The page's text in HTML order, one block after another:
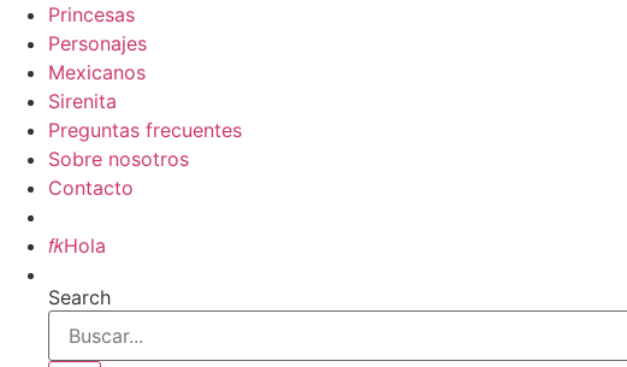
Princesas
Personajes
Mexicanos
Sirenita
Preguntas frecuentes
Sobre nosotros
Contacto
Hola
Search